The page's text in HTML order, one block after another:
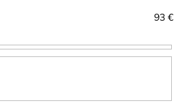
93 €